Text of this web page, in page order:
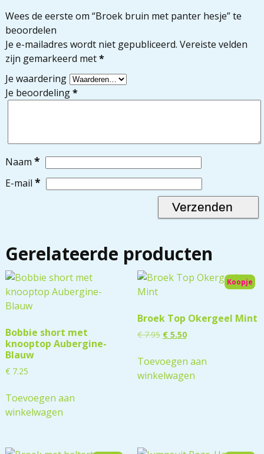
Wees de eerste om “Broek bruin met panter hesje” te
beoordelen
Je e-mailadres wordt niet gepubliceerd. Vereiste velden
zijn gemarkeerd met*
Je waardering
Je beoordeling*
Naam *
E-mail *
Gerelateerde producten
Bobbie short met
knooptop Aubergine-
Blauw
€7.25
Toevoegen aan
winkelwagen
Koopje
Broek Top Okergeel Mint
€7.95 €5.50
Toevoegen aan
winkelwagen